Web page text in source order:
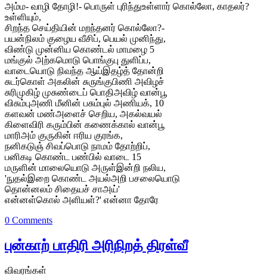
அம்ம- வாழி தோழி!- பொருள் புரிந்துஉள்ளார் கொல்லோ, காதலர்?
உள்ளியும்,
சிறந்த செய்தியின் மறந்தனர் கொல்லோ?-
பயன்நிலம் குழைய வீசிப், பெயல் முனிந்து,
விண்டு முன்னிய கொண்டல் மாமழை 5
மங்குல் அற்கமொடு பொங்குபு துளிப்ப,
வாடையொடு நிவந்த ஆய்இதழ்த் தோன்றி
சுடர்கொள் அகலின் சுருங்குபிணி அவிழச்
சுரிமுகிழ் முசுண்டைப் பொதிஅவிழ் வான்பூ
விசும்புஅணி மீனின் பசும்புல் அணியக், 10
களவன் மண்அளைச் செறிய, அகல்வயல்
கிளைவிரி கரும்பின் கணைக்கால் வான்பூ
மாரிஅம் குருகின் ஈரிய குரங்க,
நனிகடுஞ் சிவப்பொடு நாமம் தோற்றிப்,
பனிகடி கொண்ட பண்பில் வாடை 15
மருளின் மாலையொடு அருள்இன்றி நலிய,
'நுதல்இறை கொண்ட அயல்அறி பசலையொடு
தொன்னலம் சிதையச் சாஅய்'
என்னள்கொல் அளியள்?' என்னா தோரே
0 Comments
புன்காற் பாதிரி அரிநிறத் திரள்வீ
விவரங்கள்